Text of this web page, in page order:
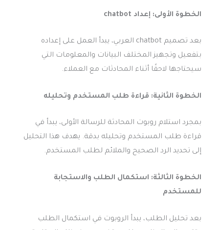
الخطوة الأولى: إعداد chatbot
بعد تصميم chatbot العربي، يبدأ العمل على إعداده
بتفعيل وتجهيز المختلف البيانات والمعلومات التي
سيحتاجها لاحقًا أثناء المحادثات مع العملاء.
الخطوة الثانية: قراءة طلب المستخدم وتحليله
بمجرد استلام روبوت المحادثة للرسالة الأولى، يبدأ في
قراءة طلب المستخدم وتحليله بدقة. يهدف هذا التحليل
إلى تحديد الرد الصحيح والملائم لطلب المستخدم.
الخطوة الثالثة: استكمال الطلب والاستجابة
للمستخدم
بعد تحليل الطلب، يبدأ الروبوت في استكمال الطلب